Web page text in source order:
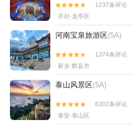


1237条评论
开封·龙亭区
河南宝泉旅游区(5A)


1374条评论
新乡·辉县市
泰山风景区(5A)


6302条评论
泰安·泰山区